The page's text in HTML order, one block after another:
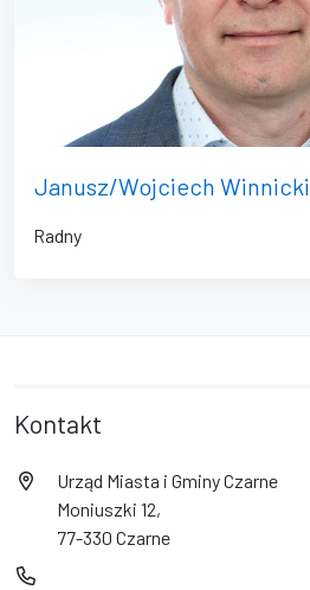
Janusz/Wojciech Winnicki
Radny
Kontakt
Urząd Miasta i Gminy Czarne
Moniuszki 12,
77-330 Czarne